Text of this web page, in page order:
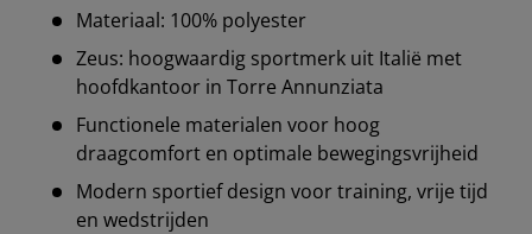
Materiaal: 100% polyester
Zeus: hoogwaardig sportmerk uit Italië met
hoofdkantoor in Torre Annunziata
Functionele materialen voor hoog
draagcomfort en optimale bewegingsvrijheid
Modern sportief design voor training, vrije tijd
en wedstrijden